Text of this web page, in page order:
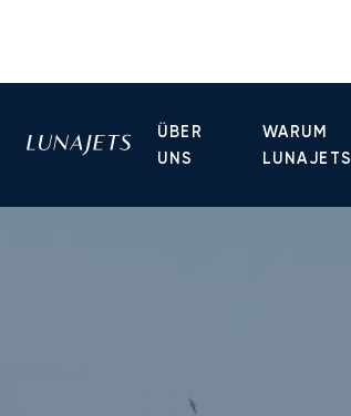
ÜBER
UNS
WARUM
LUNAJETS